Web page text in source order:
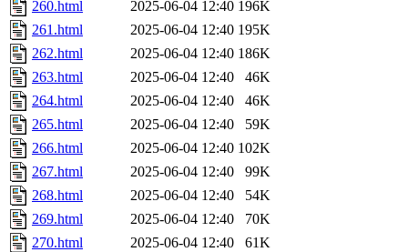
260.html
2025-06-04 12:40 196K
261.html
2025-06-04 12:40 195K
262.html
2025-06-04 12:40 186K
263.html
2025-06-04 12:40
46K
264.html
2025-06-04 12:40
46K
265.html
2025-06-04 12:40
59K
266.html
2025-06-04 12:40 102K
267.html
2025-06-04 12:40
99K
268.html
2025-06-04 12:40
54K
269.html
2025-06-04 12:40
70K
270.html
2025-06-04 12:40 61K